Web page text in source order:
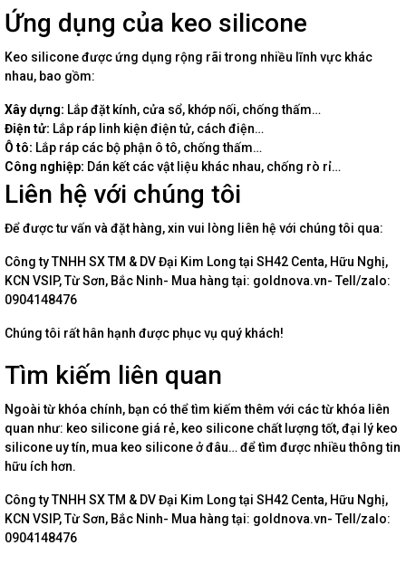
Ứng dụng của keo silicone
Keo silicone được ứng dụng rộng rãi trong nhiều lĩnh vực khác
nhau, bao gồm:
Xây dựng: Lắp đặt kính, cửa sổ, khớp nối, chống thấm…
Điện tử: Lắp ráp linh kiện điện tử, cách điện…
Ô tô: Lắp ráp các bộ phận ô tô, chống thấm…
Công nghiệp: Dán kết các vật liệu khác nhau, chống rò rỉ…
Liên hệ với chúng tôi
Để được tư vấn và đặt hàng, xin vui lòng liên hệ với chúng tôi qua:
Công ty TNHH SX TM & DV Đại Kim Long tại SH42 Centa, Hữu Nghị,
KCN VSIP, Từ Sơn, Bắc Ninh- Mua hàng tại: goldnova.vn- Tell/zalo:
0904148476
Chúng tôi rất hân hạnh được phục vụ quý khách!
Tìm kiếm liên quan
Ngoài từ khóa chính, bạn có thể tìm kiếm thêm với các từ khóa liên
quan như: keo silicone giá rẻ, keo silicone chất lượng tốt,đại lý keo
silicone uy tín, mua keo silicone ở đâu… để tìm được nhiều thông tin
hữu ích hơn.
Công ty TNHH SX TM & DV Đại Kim Long tại SH42 Centa, Hữu Nghị,
KCN VSIP, Từ Sơn, Bắc Ninh- Mua hàng tại: goldnova.vn- Tell/zalo:
0904148476